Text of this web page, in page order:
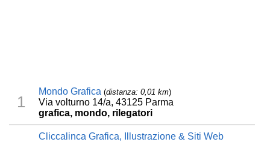
1
Mondo Grafica (distanza: 0,01 km)
Via volturno 14/a, 43125 Parma
grafica, mondo, rilegatori
Cliccalinca Grafica, Illustrazione & Siti Web